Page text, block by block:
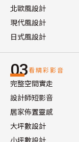
北歐風設計
現代風設計
日式風設計
03看精彩影音
完整空間實走
設計師短影音
居家佈置靈感
大坪數設計